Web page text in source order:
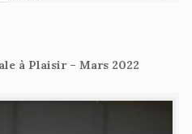
à Plaisir – Mars 2022